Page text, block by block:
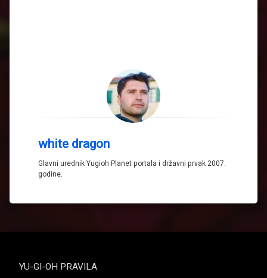
white dragon
Glavni urednik Yugioh Planet portala i državni prvak 2007.
godine.
YU-GI-OH PRAVILA